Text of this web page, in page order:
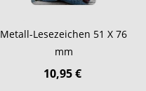
Metall-Lesezeichen 51 X 76
mm
10,95 €